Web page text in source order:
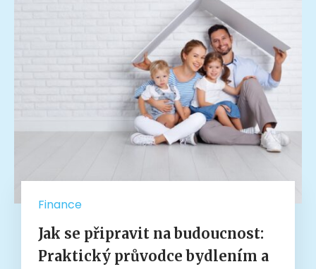
Finance
Jak se připravit na budoucnost:
Praktický průvodce bydlením a